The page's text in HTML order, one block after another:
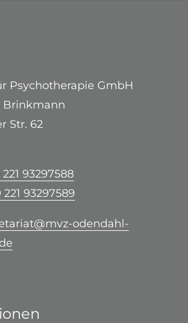
Psychotherapie GmbH
Brinkmann
Str. 62
221 93297588
221 93297589
odendahl-